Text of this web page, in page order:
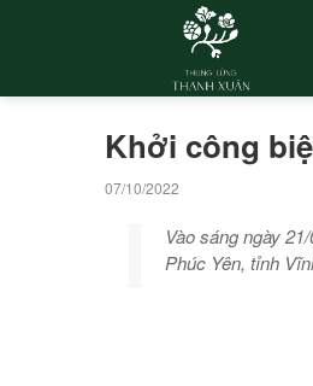
Khởi công
07/10/2022
Vào sáng ngày
Phúc Yên, tỉnh